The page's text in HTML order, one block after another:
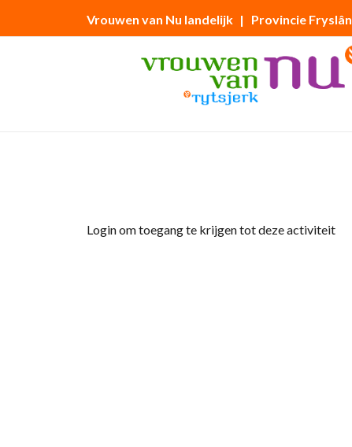
Vrouwen van Nu landelijk | Provincie Fryslân
Login om toegang te krijgen tot deze activiteit